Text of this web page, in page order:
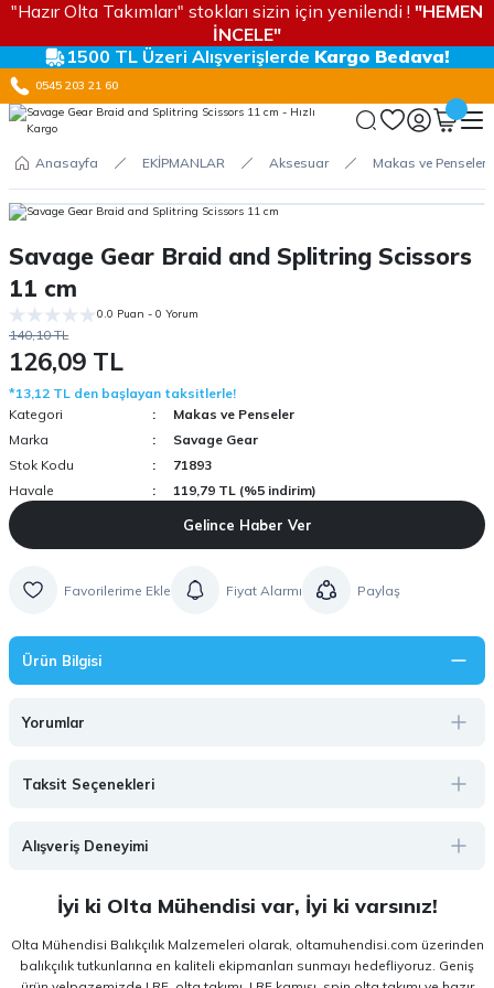
"Hazır Olta Takımları" stokları sizin için yenilendi ! "HEMEN
İNCELE"
1500 TL Üzeri Alışverişlerde Kargo Bedava!
0545 203 21 60
Anasayfa EKİPMANLAR Aksesuar Makas ve Penseler
Savage Gear Braid and Splitring Scissors
11 cm
0.0 Puan - 0 Yorum
140,10 TL
126,09 TL
*13,12 TL den başlayan taksitlerle!
Kategori
Makas ve Penseler
Marka
Savage Gear
Stok Kodu
71893
Havale
119,79 TL (%5 indirim)
Gelince Haber Ver
Fiyat Alarmı Paylaş
Ürün Bilgisi
Yorumlar
Taksit Seçenekleri
Alışveriş Deneyimi
İyi ki Olta Mühendisi var, İyi ki varsınız!
Olta Mühendisi Balıkçılık Malzemeleri olarak, oltamuhendisi.com üzerinden
balıkçılık tutkunlarına en kaliteli ekipmanları sunmayı hedefliyoruz. Geniş